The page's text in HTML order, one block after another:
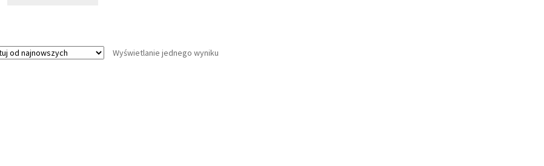
Wyświetlanie jednego wyniku